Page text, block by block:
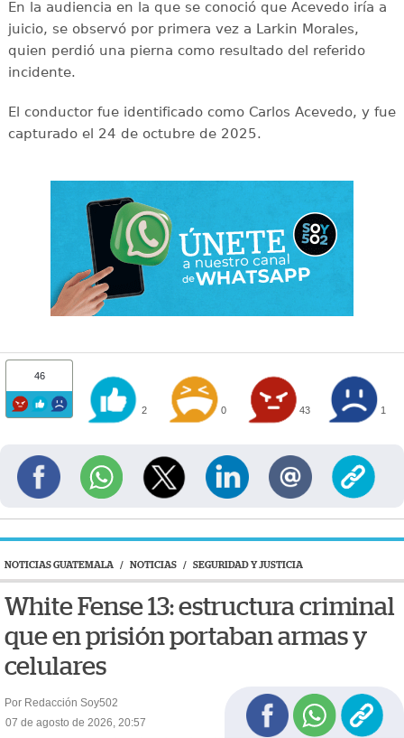
En la audiencia en la que se conoció que Acevedo iría a
juicio, se observó por primera vez a Larkin Morales,
quien perdió una pierna como resultado del referido
incidente.
El conductor fue identificado como Carlos Acevedo, y fue
capturado el 24 de octubre de 2025.
46
2 0 43 1
NOTICIAS GUATEMALA / NOTICIAS / SEGURIDAD Y JUSTICIA
White Fense 13: estructura criminal
que en prisión portaban armas y
celulares
Por Redacción Soy502
07 de agosto de 2026, 20:57